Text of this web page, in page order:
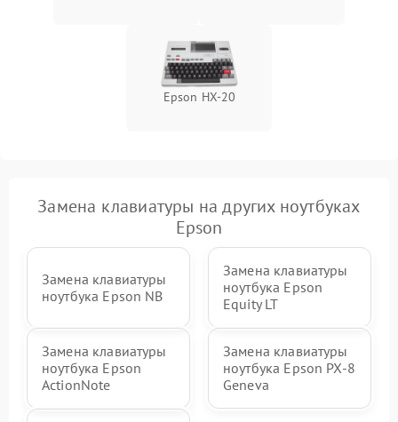
Epson HX-20
Замена клавиатуры на других ноутбуках
Epson
Замена клавиатуры
ноутбука Epson NB
Замена клавиатуры
ноутбука Epson
Equity LT
Замена клавиатуры
ноутбука Epson
ActionNote
Замена клавиатуры
ноутбука Epson PX-8
Geneva